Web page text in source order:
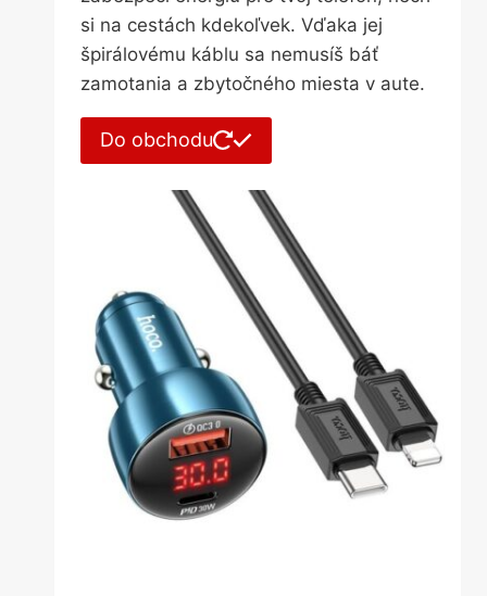
si na cestách kdekoľvek. Vďaka jej
špirálovému káblu sa nemusíš báť
zamotania a zbytočného miesta v aute.
Do obchodu